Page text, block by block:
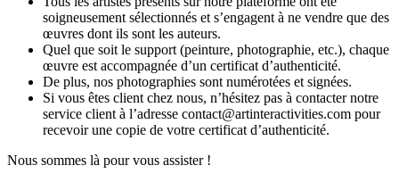
soigneusement sélectionnés et s’engagent à ne vendre que des
œuvres dont ils sont les auteurs.
Quel que soit le support (peinture, photographie, etc.), chaque
œuvre est accompagnée d’un certificat d’authenticité.
De plus, nos photographies sont numérotées et signées.
Si vous êtes client chez nous, n’hésitez pas à contacter notre
service client à l’adresse contact@artinteractivities.com pour
recevoir une copie de votre certificat d’authenticité.
Nous sommes là pour vous assister !